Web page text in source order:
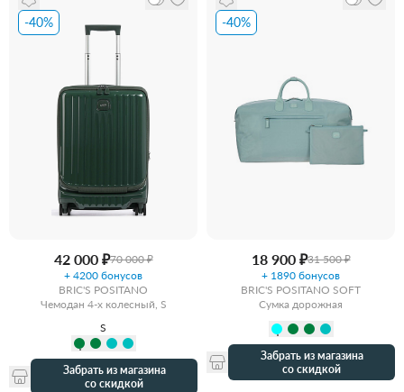
-40%
42 000 ₽70 000 ₽
+ 4200 бонусов
BRIC'S POSITANO
Чемодан 4-х колесный, S
S
Забрать из магазина
со скидкой
-40%
18 900 ₽31 500 ₽
+ 1890 бонусов
BRIC'S POSITANO SOFT
Сумка дорожная
Забрать из магазина
со скидкой